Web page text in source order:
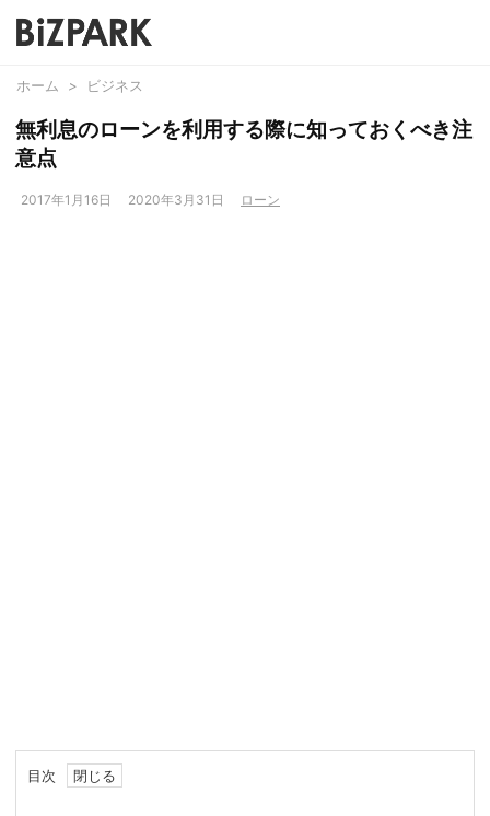
ホーム > ビジネス
無利息のローンを利用する際に知っておくべき注
意点
2017年1月16日 2020年3月31日 ローン
目次